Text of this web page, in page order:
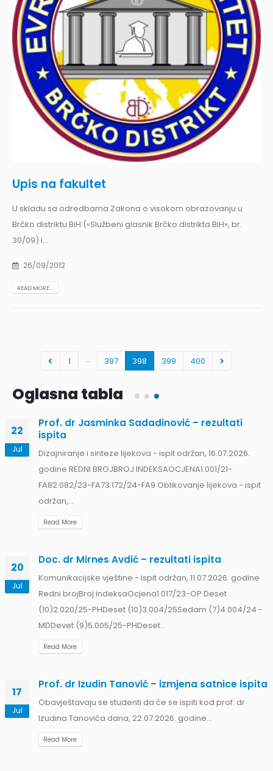
Upis na fakultet
U skladu sa odredbama Zakona o visokom obrazovanju u
Brčko distriktu BiH («Službeni glasnik Brčko distrikta BiH», br.
30/09) i...
26/09/2012
READ MORE...
1 … 397 398 399 400
Oglasna tabla
30
Jul
Obavještenje za javnost 30.07.2026. godine
I Obavještava se javnost da na magistarski rad pod
nazivomVještačka inteligencija u savremenoj nastavi
fizike,...
Obavještenje za javnost 30.07.2026. godine
nazivom Ambijentalna nastava kao model učenja
geografskih...
Read More